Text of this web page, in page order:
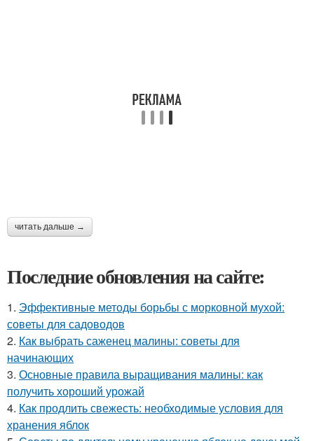
читать дальше →
Последние обновления на сайте:
1. Эффективные методы борьбы с морковной мухой:
советы для садоводов
2. Как выбрать саженец малины: советы для
начинающих
3. Основные правила выращивания малины: как
получить хороший урожай
4. Как продлить свежесть: необходимые условия для
хранения яблок